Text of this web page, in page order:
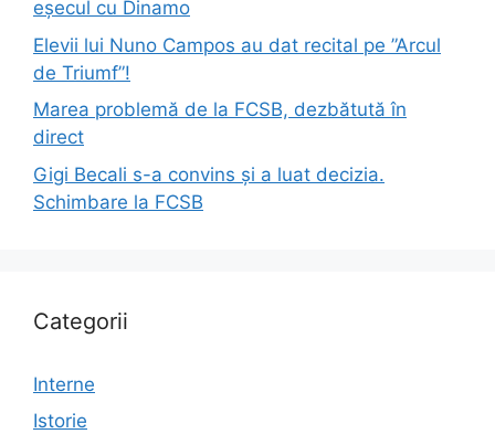
eșecul cu Dinamo
Elevii lui Nuno Campos au dat recital pe ”Arcul
de Triumf”!
Marea problemă de la FCSB, dezbătută în
direct
Gigi Becali s-a convins și a luat decizia.
Schimbare la FCSB
Categorii
Interne
Istorie